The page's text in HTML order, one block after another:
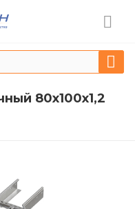
80х100х1,2